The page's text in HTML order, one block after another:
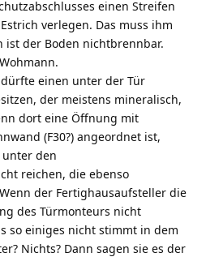
einen Streifen
verlegen. Das muss ihm
ist der Boden nichtbrennbar.
einen unter der Tür
der meistens mineralisch,
dort eine Öffnung mit
(F30?) angeordnet ist,
unter den
reichen, die ebenso
der Fertighausaufsteller die
des Türmonteurs nicht
so einiges nicht stimmt in dem
Nichts? Dann sagen sie es der